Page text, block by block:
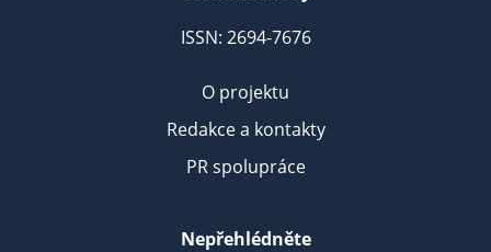
ISSN: 2694-7676
O projektu
Redakce a kontakty
PR spolupráce
Nepřehlédněte